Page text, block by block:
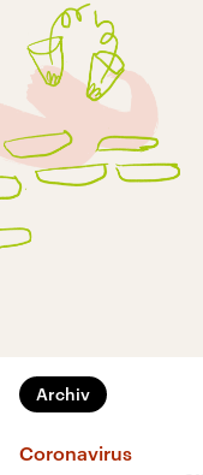
Archiv
Coronavirus